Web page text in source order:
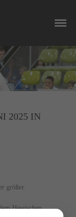
2025 IN
größer.
Hessischen